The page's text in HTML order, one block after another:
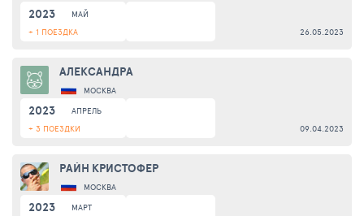
2023
МАЙ
+ 1 ПОЕЗДКА
26.05.2023
АЛЕКСАНДРА
МОСКВА
2023
АПРЕЛЬ
+ 3 ПОЕЗДКИ
09.04.2023
РAЙН КРИСТОФЕР
МОСКВА
2023
МАРТ